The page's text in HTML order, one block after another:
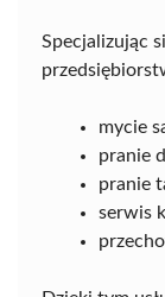
Specjalizując
mycie
pranie
pranie
serwis